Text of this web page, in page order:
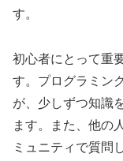
す。
初心者にとって重
す。プログラミン
が、少しずつ知識
ます。また、他の
ミュニティで質問